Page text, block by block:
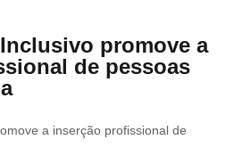
promove a
de pessoas
a inserção profissional de